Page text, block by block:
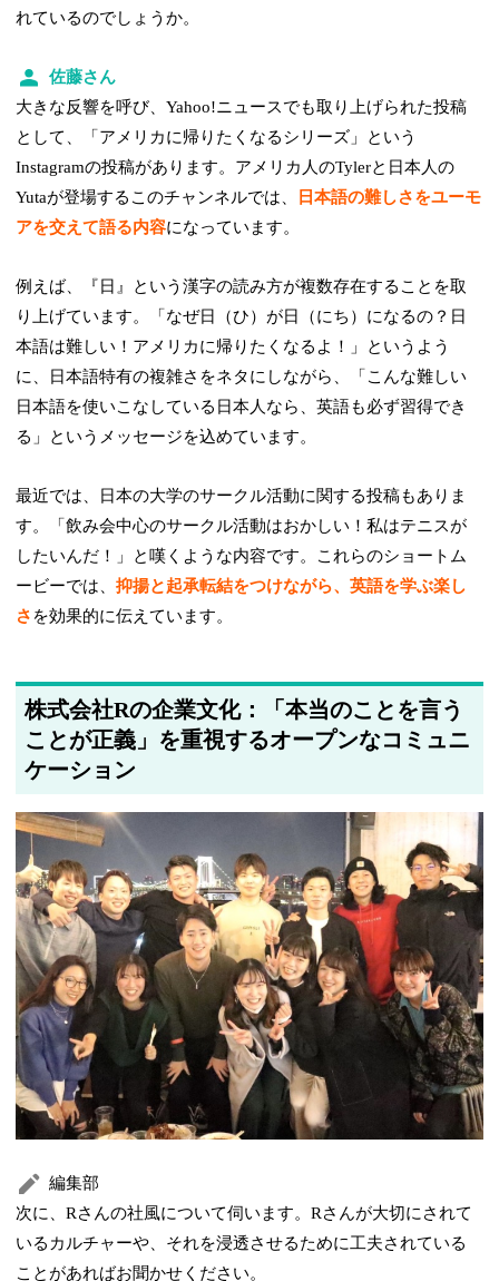
れているのでしょうか。
佐藤さん
大きな反響を呼び、Yahoo!ニュースでも取り上げられた投稿
として、「アメリカに帰りたくなるシリーズ」という
Instagramの投稿があります。アメリカ人のTylerと日本人の
Yutaが登場するこのチャンネルでは、
日本語の難しさをユーモ
アを交えて語る内容になっています。
例えば、『日』という漢字の読み方が複数存在することを取
り上げています。「なぜ日（ひ）が日（にち）になるの？日
本語は難しい！アメリカに帰りたくなるよ！」というよう
に、日本語特有の複雑さをネタにしながら、「こんな難しい
日本語を使いこなしている日本人なら、英語も必ず習得でき
る」というメッセージを込めています。
最近では、日本の大学のサークル活動に関する投稿もありま
す。「飲み会中心のサークル活動はおかしい！私はテニスが
したいんだ！」と嘆くような内容です。これらのショートム
ービーでは、抑揚と起承転結をつけながら、英語を学ぶ楽し
さ を効果的に伝えています。
株式会社Rの企業文化：「本当のことを言う
ことが正義」を重視するオープンなコミュニ
ケーション
編集部
次に、Rさんの社風について伺います。Rさんが大切にされて
いるカルチャーや、それを浸透させるために工夫されている
ことがあればお聞かせください。